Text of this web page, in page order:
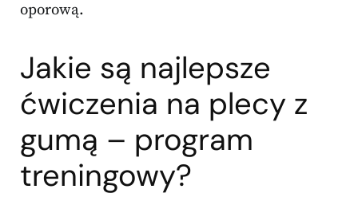
oporową.
Jakie są najlepsze
ćwiczenia na plecy z
gumą – program
treningowy?